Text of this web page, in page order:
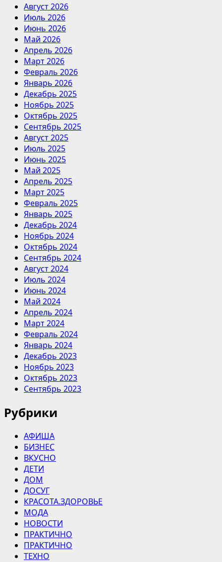
Август 2026
Июль 2026
Июнь 2026
Май 2026
Апрель 2026
Март 2026
Февраль 2026
Январь 2026
Декабрь 2025
Ноябрь 2025
Октябрь 2025
Сентябрь 2025
Август 2025
Июль 2025
Июнь 2025
Май 2025
Апрель 2025
Март 2025
Февраль 2025
Январь 2025
Декабрь 2024
Ноябрь 2024
Октябрь 2024
Сентябрь 2024
Август 2024
Июль 2024
Июнь 2024
Май 2024
Апрель 2024
Март 2024
Февраль 2024
Январь 2024
Декабрь 2023
Ноябрь 2023
Октябрь 2023
Сентябрь 2023
Рубрики
АФИША
БИЗНЕС
ВКУСНО
ДЕТИ
ДОМ
ДОСУГ
КРАСОТА.ЗДОРОВЬЕ
МОДА
НОВОСТИ
ПРАКТИЧНО
ПРАКТИЧНО
ТЕХНО